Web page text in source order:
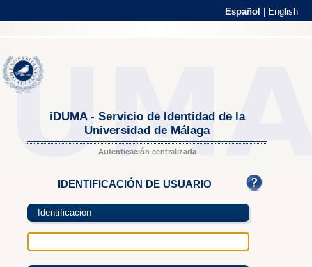
Español English
iDUMA - Servicio de Identidad de la
Universidad de Málaga
Autenticación centralizada
IDENTIFICACIÓN DE USUARIO
Identificación